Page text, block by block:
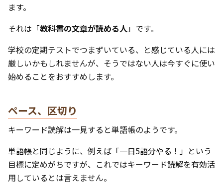
ます。
それは「教科書の文章が読める人」です。
学校の定期テストでつまずいている、と感じている人には
厳しいかもしれませんが、そうではない人は今すぐに使い
始めることをおすすめします。
ペース、区切り
キーワード読解は一見すると単語帳のようです。
単語帳と同じように、例えば「一日5語分やる！」という
目標に定めがちですが、これではキーワード読解を有効活
用しているとは言えません。